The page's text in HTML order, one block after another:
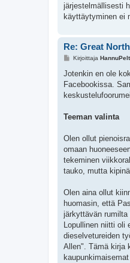
t
i
järjestelmällisesti
käyttäytyminen ei
Re: Great
V
e
t
i
Kirjoittaja
Jotenkin en ole
Facebookissa.
Teeman valinta
Olen ollut
omaan
tekeminen
tauko, mutta
Olen aina ollut
huomasin, että
järkyttävän rumilta
Lopullinen niitti oli
dieselvetureiden
Allen". Tämä kirja